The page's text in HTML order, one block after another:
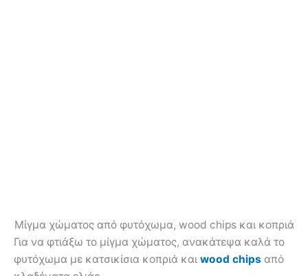
Μίγμα χώματος από φυτόχωμα, wood chips και κοπριά
Για να φτιάξω το μίγμα χώματος, ανακάτεψα καλά το
φυτόχωμα με κατσικίσια κοπριά και wood chips από